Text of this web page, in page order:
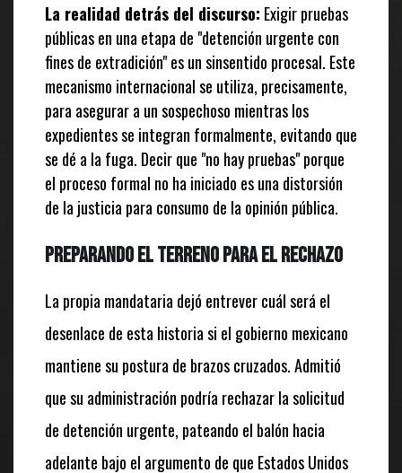
La realidad detrás del discurso: Exigir pruebas
públicas en una etapa de "detención urgente con
fines de extradición" es un sinsentido procesal. Este
mecanismo internacional se utiliza, precisamente,
para asegurar a un sospechoso mientras los
expedientes se integran formalmente, evitando que
se dé a la fuga. Decir que "no hay pruebas" porque
el proceso formal no ha iniciado es una distorsión
de la justicia para consumo de la opinión pública.
Preparando el terreno para el rechazo
La propia mandataria dejó entrever cuál será el
desenlace de esta historia si el gobierno mexicano
mantiene su postura de brazos cruzados. Admitió
que su administración podría rechazar la solicitud
de detención urgente, pateando el balón hacia
adelante bajo el argumento de que Estados Unidos